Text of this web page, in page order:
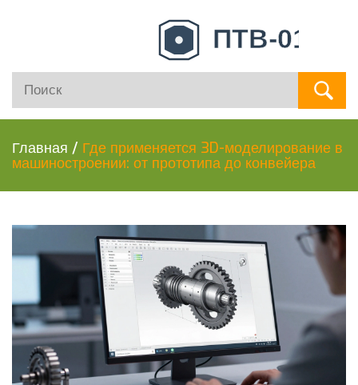
Главная / Где применяется 3D-моделирование в
машиностроении: от прототипа до конвейера